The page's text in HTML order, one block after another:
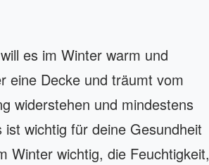
es im Winter warm und
eine Decke und träumt vom
widerstehen und mindestens
wichtig für deine Gesundheit
Winter wichtig, die Feuchtigkeit,